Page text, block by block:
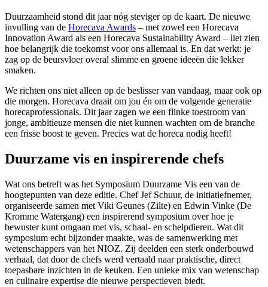
Duurzaamheid stond dit jaar nóg steviger op de kaart. De nieuwe
invulling van de Horecava Awards – met zowel een Horecava
Innovation Award als een Horecava Sustainability Award – liet zien
hoe belangrijk die toekomst voor ons allemaal is. En dat werkt: je
zag op de beursvloer overal slimme en groene ideeën die lekker
smaken.
We richten ons niet alleen op de beslisser van vandaag, maar ook op
die morgen. Horecava draait om jou én om de volgende generatie
horecaprofessionals. Dit jaar zagen we een flinke toestroom van
jonge, ambitieuze mensen die niet kunnen wachten om de branche
een frisse boost te geven. Precies wat de horeca nodig heeft!
Duurzame vis en inspirerende chefs
Wat ons betreft was het Symposium Duurzame Vis een van de
hoogtepunten van deze editie. Chef Jef Schuur, de initiatiefnemer,
organiseerde samen met Viki Geunes (Zilte) en Edwin Vinke (De
Kromme Watergang) een inspirerend symposium over hoe je
bewuster kunt omgaan met vis, schaal- en schelpdieren. Wat dit
symposium echt bijzonder maakte, was de samenwerking met
wetenschappers van het NIOZ. Zij deelden een sterk onderbouwd
verhaal, dat door de chefs werd vertaald naar praktische, direct
toepasbare inzichten in de keuken. Een unieke mix van wetenschap
en culinaire expertise die nieuwe perspectieven biedt.